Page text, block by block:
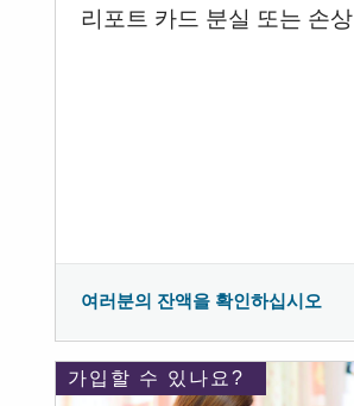
리포트 카드 분실 또는 손상
여러분의 잔액을 확인하십시오
가입할 수 있나요?